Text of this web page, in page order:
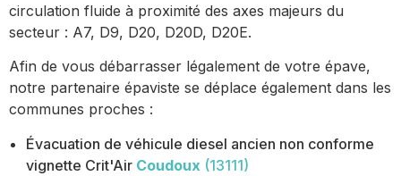
circulation fluide à proximité des axes majeurs du
secteur : A7, D9, D20, D20D, D20E.
Afin de vous débarrasser légalement de votre épave,
notre partenaire épaviste se déplace également dans les
communes proches :
Évacuation de véhicule diesel ancien non conforme
vignette Crit'Air Coudoux (13111)